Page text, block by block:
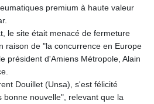
premium à haute valeur
le site était menacé de fermeture
raison de "la concurrence en Europe
président d'Amiens Métropole, Alain
Douillet (Unsa), s'est félicité
nouvelle", relevant que la